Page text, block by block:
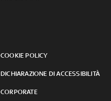
COOKIE POLICY
DICHIARAZIONE DI ACCESSIBILITÀ
CORPORATE